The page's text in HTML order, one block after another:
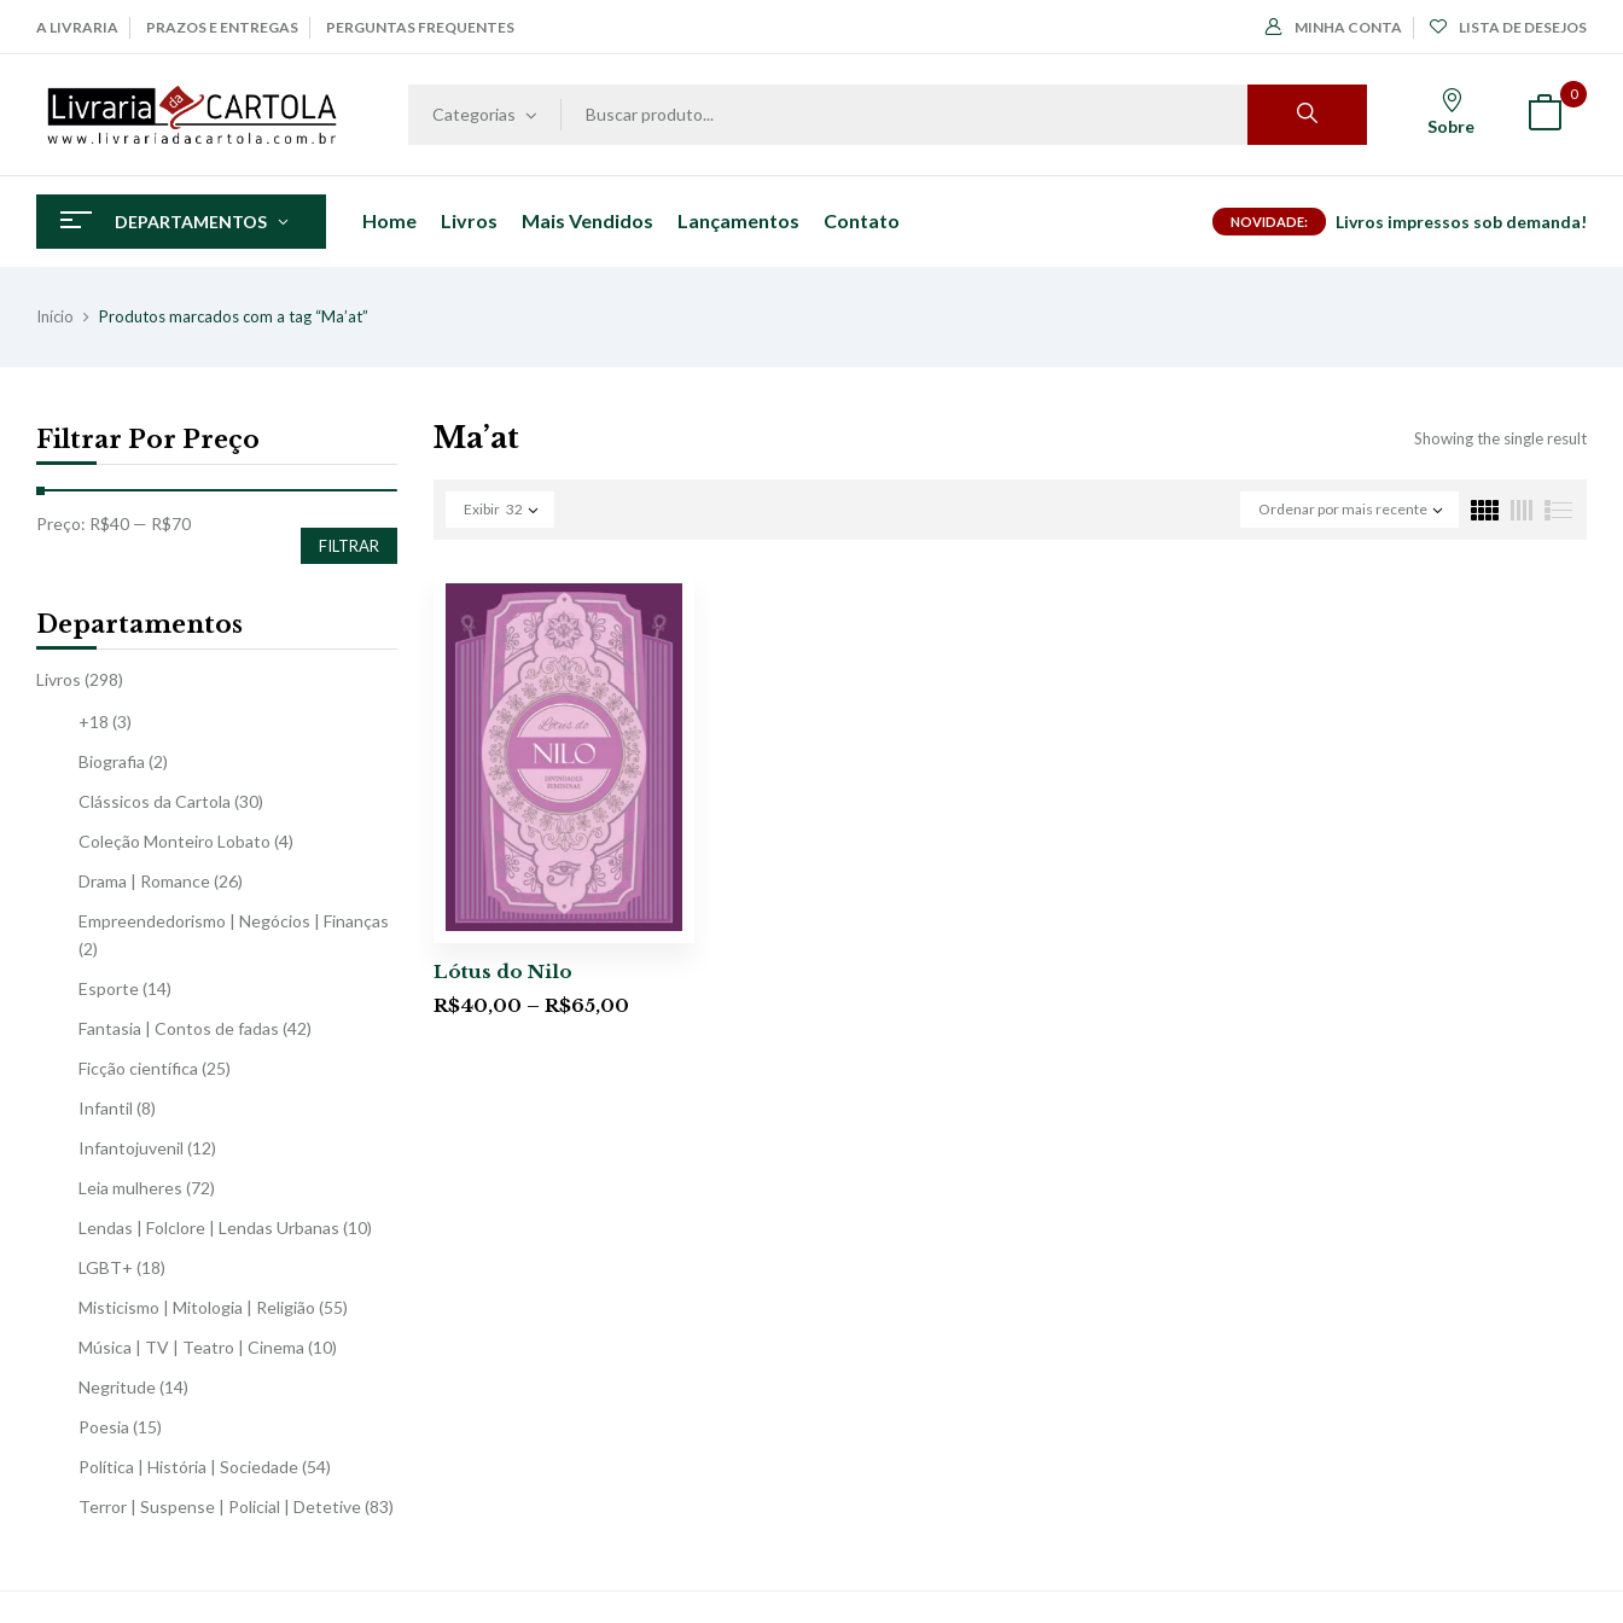
A LIVRARIA PRAZOS E ENTREGAS PERGUNTAS FREQUENTES MINHA CONTA LISTA DE DESEJOS
Categorias
Sobre
0
DEPARTAMENTOS Home Livros Mais Vendidos Lançamentos Contato NOVIDADE: Livros impressos sob demanda!
Início Produtos marcados com a tag “Ma’at”
Filtrar Por Preço
FILTRAR
Preço: R$40 — R$70
Departamentos
Livros (298)
+18 (3)
Biografia (2)
Clássicos da Cartola (30)
Coleção Monteiro Lobato (4)
Drama | Romance(26)
Empreendedorismo | Negócios | Finanças
(2)
Esporte(14)
Fantasia | Contos de fadas (42)
Ficção científica (25)
Infantil (8)
Infantojuvenil (12)
Leia mulheres (72)
Lendas | Folclore | Lendas Urbanas (10)
LGBT+ (18)
Misticismo | Mitologia | Religião (55)
Música | TV | Teatro | Cinema (10)
Negritude(14)
Poesia (15)
Política | História | Sociedade(54)
Terror | Suspense | Policial | Detetive(83)
Ma’at Showing the single result
Ordenar por mais recente
Exibir 32
Lótus do Nilo
R$40,00 – R$65,00